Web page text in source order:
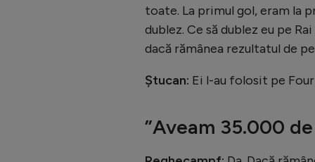
toate. La primul gol, eram la
dublez. Ce să dublez eu pe
dacă rămânea rezultatul de
Ștucan: Ei l-au folosit pe
”Aveam 35.000